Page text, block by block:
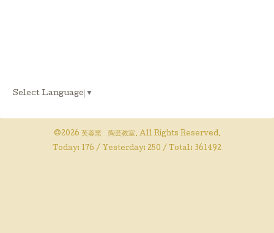
Select Language ▼
©2026 芙蓉窯 陶芸教室. All Rights Reserved.
Today: 176 / Yesterday: 250 / Total: 361492